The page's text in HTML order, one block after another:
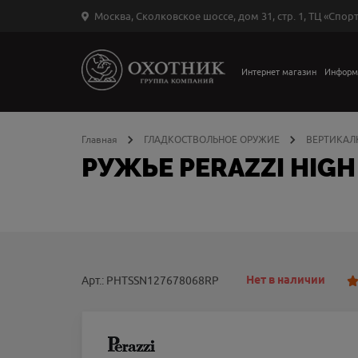
Москва, Сколковское шоссе, дом 31, стр. 1, ТЦ
←
Интернет магазин
Главная ГЛАДКОСТВОЛЬНОЕ ОРУЖИЕ
РУЖЬЕ PERAZZI
Арт.: PHTSSN127678068RP Нет в наличии